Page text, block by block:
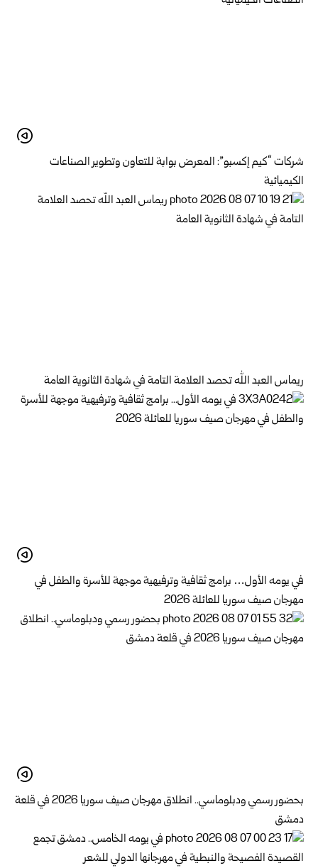
شركات “كيم إكسبو”: المعرض بوابة للتعاون وتطوير الصناعات
الكيميائية
ريماس العبد الله تحصد العلامة التامة في شهادة الثانوية العامة
في يومه الأول… برامج ثقافية وترفيهية موجهة للأسرة والطفل في
مهرجان صيف سوريا للعائلة 2026
بحضور رسمي ودبلوماسي.. انطلاق مهرجان صيف سوريا 2026 في قلعة
دمشق